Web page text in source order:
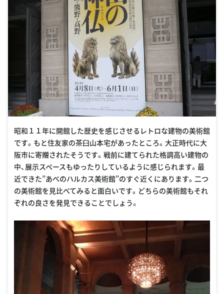
昭和１１年に開館した歴史を感じさせるレトロな建物の美術館
です。もと住友家の茶臼山本宅があったところ。大正時代に大
阪市に寄贈されたそうです。戦前に建てられた格調高い建物の
中、展示スペースもゆったりしているように感じられます。最
近できた”あべのハルカス美術館”のすぐ近くにあります。二つ
の美術館を見比べてみると面白いです。どちらの美術館もそれ
ぞれの良さを発見できることでしょう。